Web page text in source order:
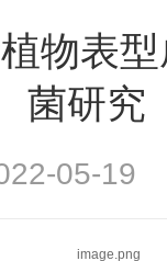
物表
菌研究
05-